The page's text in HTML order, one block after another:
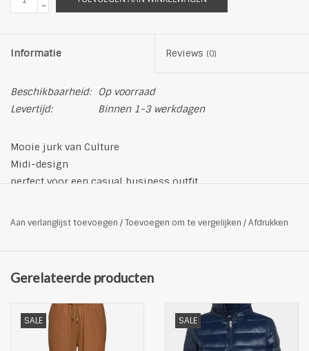
-
Informatie Reviews (0)
Beschikbaarheid:
Op voorraad
Levertijd:
Binnen 1-3 werkdagen
Mooie jurk van Culture
Midi-design
perfect voor een casual business outfit
Plus size
Lengte achterzijde: 106.5 cm
Kleur: beige
Aan verlanglijst toevoegen /Toevoegen om te vergelijken /Afdrukken
Gerelateerde producten
SALE SALE